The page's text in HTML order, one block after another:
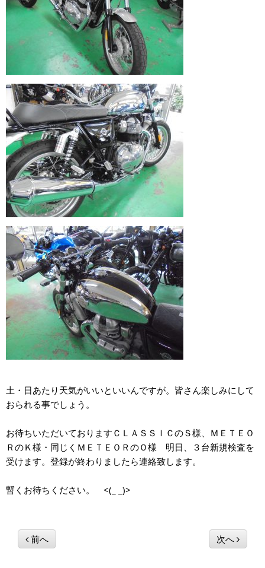
土・日あたり天気がいいといいんですが。皆さん楽しみにして
おられる事でしょう。
お待ちいただいておりますＣＬＡＳＳＩＣのＳ様、ＭＥＴＥＯ
ＲのＫ様・同じくＭＥＴＥＯＲのＯ様 明日、３台新規検査を
受けます。登録が終わりましたら連絡致します。
暫くお待ちください。 <(_ _)>
前へ 次へ